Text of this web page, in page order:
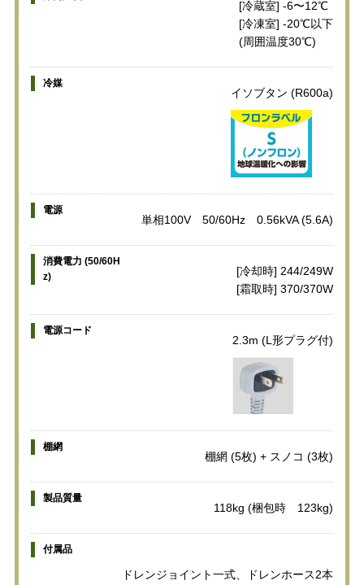
[冷蔵室] -6〜12℃
[冷凍室] -20℃以下
(周囲温度30℃)
冷媒
イソブタン (R600a)
電源
単相100V 50/60Hz 0.56kVA (5.6A)
消費電力 (50/60H
z)
[冷却時] 244/249W
[霜取時] 370/370W
電源コード
2.3m (L形プラグ付)
棚網
棚網 (5枚) + スノコ (3枚)
製品質量
118kg (梱包時 123kg)
付属品
ドレンジョイント一式、ドレンホース2本